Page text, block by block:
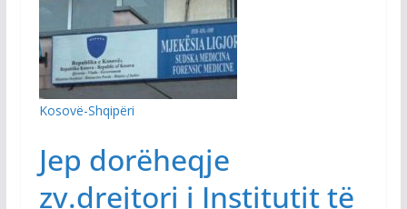
Kosovë-Shqipëri
Jep dorëheqje
zv.drejtori i Institutit të